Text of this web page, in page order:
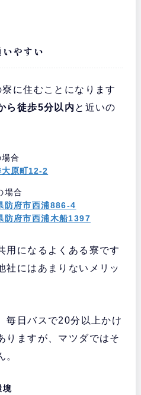
やすい
に住むことになります
ら徒歩5分以内 と近いの
合
大原町12-2
場合
防府市西浦886-4
防府市西浦木船1397
用になるよくある寮です
社にはあまりないメリッ
毎日バスで20分以上かけ
りますが、マツダではそ
。
境